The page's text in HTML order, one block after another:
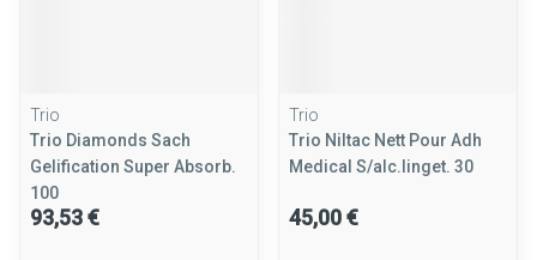
Trio
Trio Diamonds Sach
Gelification Super Absorb.
100
93,53 €
Trio
Trio Niltac Nett Pour Adh
Medical S/alc.linget. 30
45,00 €